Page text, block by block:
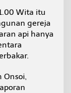
Wita itu
gereja
api hanya
Onsoi,